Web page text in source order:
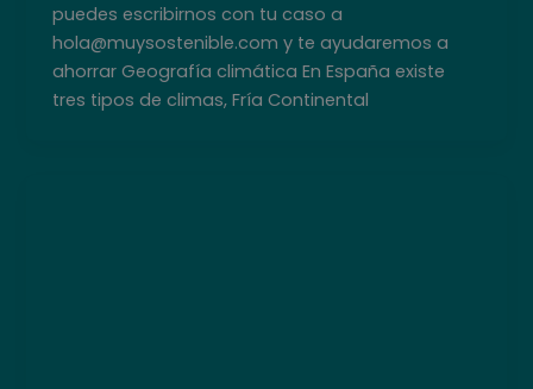
puedes escribirnos con tu caso a
hola@muysostenible.com y te ayudaremos a
ahorrar Geografía climática En España existe
tres tipos de climas, Fría Continental